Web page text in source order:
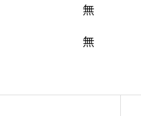
無
無